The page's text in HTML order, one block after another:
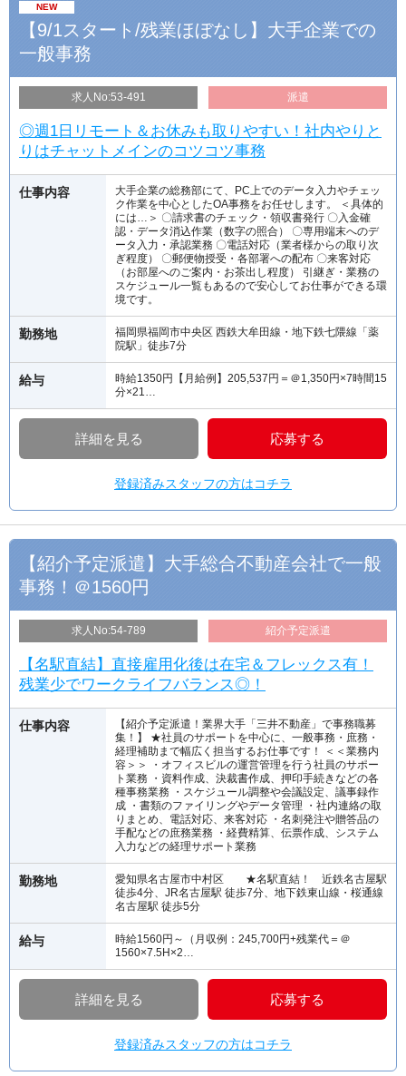
NEW
【9/1スタート/残業ほぼなし】大手企業での
一般事務
求人No:53-491 派遣
◎週1日リモート＆お休みも取りやすい！社内やりと
りはチャットメインのコツコツ事務
仕事内容
大手企業の総務部にて、PC上でのデータ入力やチェッ
ク作業を中心としたOA事務をお任せします。 ＜具体的
には…＞ 〇請求書のチェック・領収書発行 〇入金確
認・データ消込作業（数字の照合） 〇専用端末へのデ
ータ入力・承認業務 〇電話対応（業者様からの取り次
ぎ程度） 〇郵便物授受・各部署への配布 〇来客対応
（お部屋へのご案内・お茶出し程度） 引継ぎ・業務の
スケジュール一覧もあるので安心してお仕事ができる環
境です。
勤務地
福岡県福岡市中央区 西鉄大牟田線・地下鉄七隈線「薬
院駅」徒歩7分
給与
時給1350円【月給例】205,537円＝＠1,350円×7時間15
分×21…
詳細を見る 応募する
登録済みスタッフの方はコチラ
【紹介予定派遣】大手総合不動産会社で一般
事務！＠1560円
求人No:54-789 紹介予定派遣
【名駅直結】直接雇用化後は在宅＆フレックス有！
残業少でワークライフバランス◎！
仕事内容
【紹介予定派遣！業界大手「三井不動産」で事務職募
集！】 ★社員のサポートを中心に、一般事務・庶務・
経理補助まで幅広く担当するお仕事です！ ＜＜業務内
容＞＞ ・オフィスビルの運営管理を行う社員のサポー
ト業務 ・資料作成、決裁書作成、押印手続きなどの各
種事務業務 ・スケジュール調整や会議設定、議事録作
成 ・書類のファイリングやデータ管理 ・社内連絡の取
りまとめ、電話対応、来客対応 ・名刺発注や贈答品の
手配などの庶務業務 ・経費精算、伝票作成、システム
入力などの経理サポート業務
勤務地
愛知県名古屋市中村区 ★名駅直結！ 近鉄名古屋駅
徒歩4分、JR名古屋駅 徒歩7分、地下鉄東山線・桜通線
名古屋駅 徒歩5分
給与
時給1560円～（月収例：245,700円+残業代＝＠
1560×7.5H×2…
詳細を見る 応募する
登録済みスタッフの方はコチラ